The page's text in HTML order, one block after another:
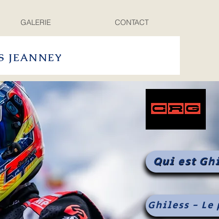
GALERIE CONTACT
JEANNEY
Qui est
Ghiless - Le